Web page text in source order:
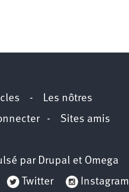
- Les nôtres
- Sites amis
par Drupal et Omega
Twitter Instagram